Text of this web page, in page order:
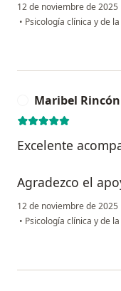
12 de noviembre de 2025
• Psicología clínica y de
Maribel
Excelente
Agradezco el
12 de noviembre de 2025
• Psicología clínica y de